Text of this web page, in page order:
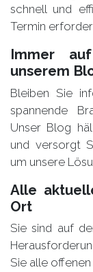
schnell und
Termin
Immer
unserem
Bleiben Sie
spannende
Unser Blog
und versorgt
um unsere
Alle
Ort
Sie sind auf
Sie alle